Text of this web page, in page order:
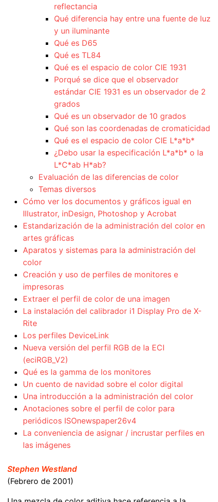
reflectancia
Qué diferencia hay entre una fuente de luz
y un iluminante
Qué es D65
Qué es TL84
Qué es el espacio de color CIE 1931
Porqué se dice que el observador
estándar CIE 1931 es un observador de 2
grados
Qué es un observador de 10 grados
Qué son las coordenadas de cromaticidad
Qué es el espacio de color CIE L*a*b*
¿Debo usar la especificación L*a*b* o la
L*C*ab H*ab?
Evaluación de las diferencias de color
Temas diversos
Cómo ver los documentos y gráficos igual en
Illustrator, inDesign, Photoshop y Acrobat
Estandarización de la administración del color en
artes gráficas
Aparatos y sistemas para la administración del
color
Creación y uso de perfiles de monitores e
impresoras
Extraer el perfil de color de una imagen
La instalación del calibrador i1 Display Pro de X-
Rite
Los perfiles DeviceLink
Nueva versión del perfil RGB de la ECI
(eciRGB_V2)
Qué es la gamma de los monitores
Un cuento de navidad sobre el color digital
Una introducción a la administración del color
Anotaciones sobre el perfil de color para
periódicos ISOnewspaper26v4
La conveniencia de asignar / incrustar perfiles en
las imágenes
Stephen Westland
(Febrero de 2001)